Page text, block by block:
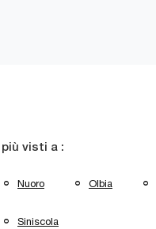
I più visti a :
Nuoro Olbia
Siniscola